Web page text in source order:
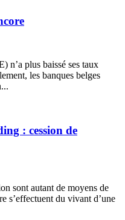
n’a plus baissé ses taux
les banques belges
: cession de
sont autant de moyens de
s’effectuent du vivant d’une